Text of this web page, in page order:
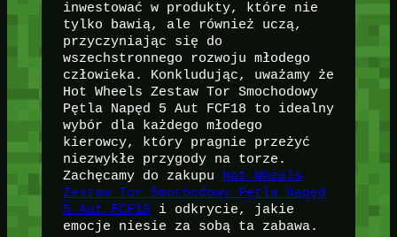
inwestować w produkty, które nie
tylko bawią, ale również uczą,
przyczyniając się do
wszechstronnego rozwoju młodego
człowieka. Konkludując, uważamy że
Hot Wheels Zestaw Tor Smochodowy
Pętla Napęd 5 Aut FCF18 to idealny
wybór dla każdego młodego
kierowcy, który pragnie przeżyć
niezwykłe przygody na torze.
Zachęcamy do zakupu Hot Wheels
Zestaw Tor Smochodowy Pętla Napęd
5 Aut FCF18 i odkrycie, jakie
emocje niesie za sobą ta zabawa.